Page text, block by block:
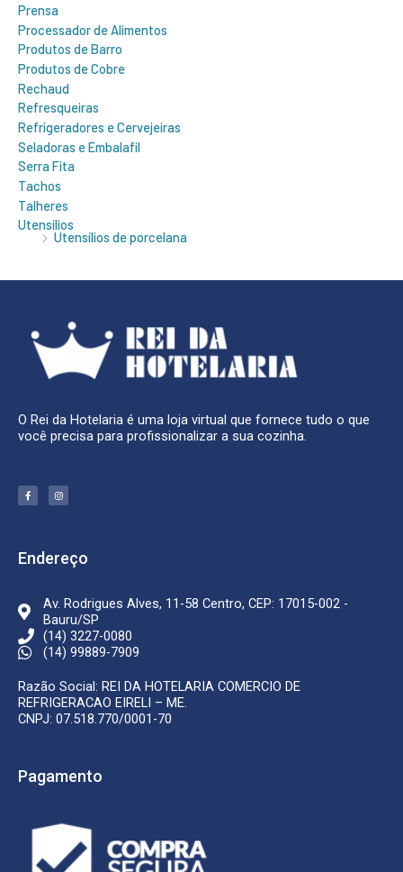
Prensa
Processador de Alimentos
Produtos de Barro
Produtos de Cobre
Rechaud
Refresqueiras
Refrigeradores e Cervejeiras
Seladoras e Embalafil
Serra Fita
Tachos
Talheres
Utensílios
Utensílios de porcelana
O Rei da Hotelaria é uma loja virtual que fornece tudo o que
você precisa para profissionalizar a sua cozinha.
F
a
c
k
-
I
n
s
m
Endereço
Av. Rodrigues Alves, 11-58 Centro, CEP: 17015-002 -
Bauru/SP
(14) 3227-0080
(14) 99889-7909
Razão Social: REI DA HOTELARIA COMERCIO DE
REFRIGERACAO EIRELI – ME.
CNPJ: 07.518.770/0001-70
Pagamento